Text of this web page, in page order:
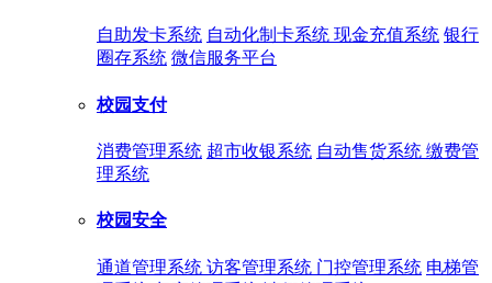
自助发卡系统 自动化制卡系统 现金充值系统 银行
圈存系统 微信服务平台
校园支付
消费管理系统 超市收银系统 自动售货系统 缴费管
理系统
校园安全
通道管理系统 访客管理系统 门控管理系统 电梯管